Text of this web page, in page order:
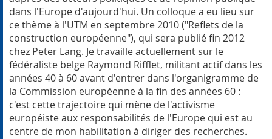
dans l'Europe d'aujourd'hui. Un colloque a eu lieu sur
ce thème à l'UTM en septembre 2010 ("Reflets de la
construction européenne"), qui sera publié fin 2012
chez Peter Lang. Je travaille actuellement sur le
fédéraliste belge Raymond Rifflet, militant actif dans les
années 40 à 60 avant d'entrer dans l'organigramme de
la Commission européenne à la fin des années 60 :
c'est cette trajectoire qui mène de l'activisme
européiste aux responsabilités de l'Europe qui est au
centre de mon habilitation à diriger des recherches.